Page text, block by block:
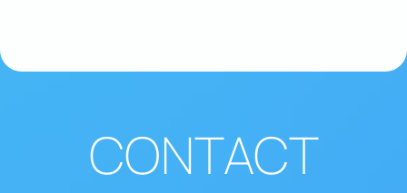
CONTACT